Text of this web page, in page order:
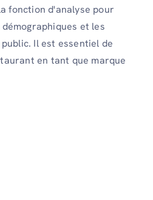
fonction d'analyse pour
et les
Il est essentiel de
en tant que marque